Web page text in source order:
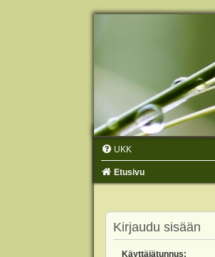
UKK
Etusivu
Kirjaudu sisään
Käyttäjätunnus: